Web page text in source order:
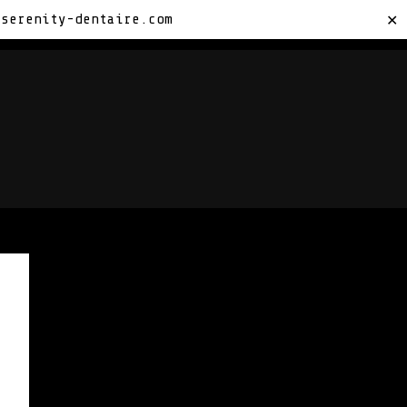
dentaire.com ✕
NOUS